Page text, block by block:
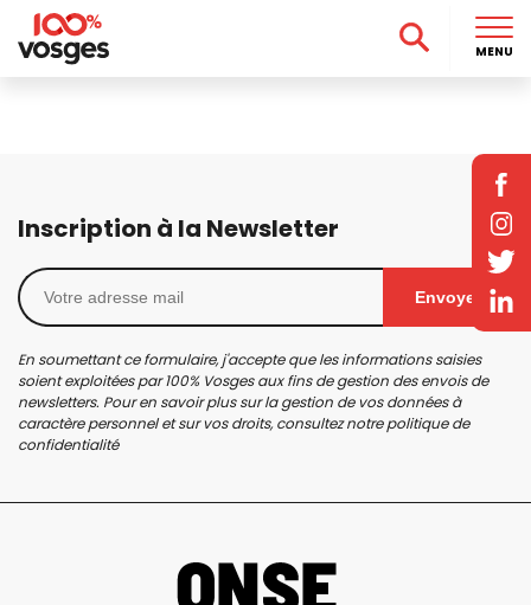
Inscription à la Newsletter
Envoyer
En soumettant ce formulaire, j'accepte que les informations saisies
soient exploitées par 100% Vosges aux fins de gestion des envois de
newsletters. Pour en savoir plus sur la gestion de vos données à
caractère personnel et sur vos droits, consultez notrepolitique de
confidentialité
MENU